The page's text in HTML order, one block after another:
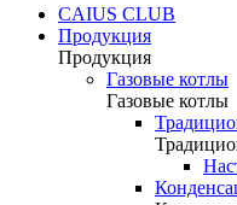
CAIUS CLUB
Продукция
Продукция
Газовые котлы
Газовые котлы